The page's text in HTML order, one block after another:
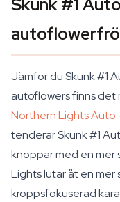
Skunk #1
Jämför du Skunk #1
autoflowers finns det
Northern Lights Auto
tenderar Skunk #1
knoppar med en
Lights lutar åt en mer
kroppsfokuserad